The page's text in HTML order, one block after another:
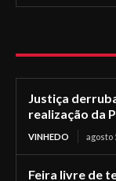
Justiça
realização da
VINHEDO agosto
Feira livre de